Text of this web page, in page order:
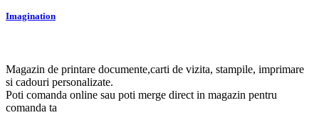
Imagination
Magazin de printare documente,carti de vizita, stampile, imprimare
si cadouri personalizate.
Poti comanda online sau poti merge direct in magazin pentru
comanda ta